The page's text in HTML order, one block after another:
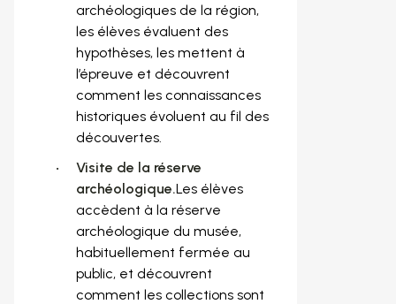
archéologiques de la région,
les élèves évaluent des
hypothèses, les mettent à
l’épreuve et découvrent
comment les connaissances
historiques évoluent au fil des
découvertes.
Visite de la réserve
archéologique.Les élèves
accèdent à la réserve
archéologique du musée,
habituellement fermée au
public, et découvrent
comment les collections sont